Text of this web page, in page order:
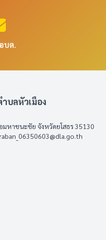
บต.
บลหัวเมือง
หาชนะชัย จังหวัดยโสธร 35130